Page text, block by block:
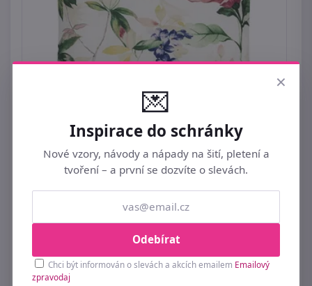
Povláček bavlněný Růžová,Zelená 90/109
40x40 cm
×
💌
Inspirace do schránky
Nové vzory, návody a nápady na šití, pletení a
tvoření – a první se dozvíte o slevách.
Odebírat
Chci být informován o slevách a akcích emailem Emailový
zpravodaj